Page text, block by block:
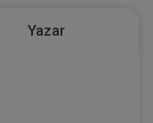
Yazar